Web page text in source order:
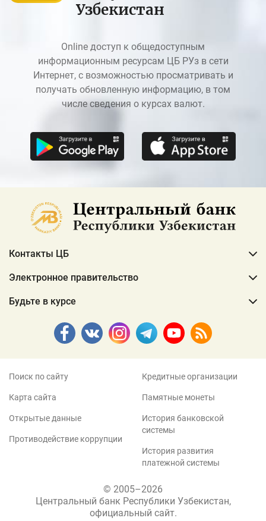
Узбекистан
Online доступ к общедоступным
информационным ресурсам ЦБ РУз в сети
Интернет, с возможностью просматривать и
получать обновленную информацию, в том
числе сведения о курсах валют.
Контакты ЦБ
Электронное правительство
Будьте в курсе
Поиск по сайту
Карта сайта
Открытые данные
Противодействие коррупции
Кредитные организации
Памятные монеты
История банковской
системы
История развития
платежной системы
© 2005–2026
Центральный банк Республики Узбекистан,
официальный сайт.